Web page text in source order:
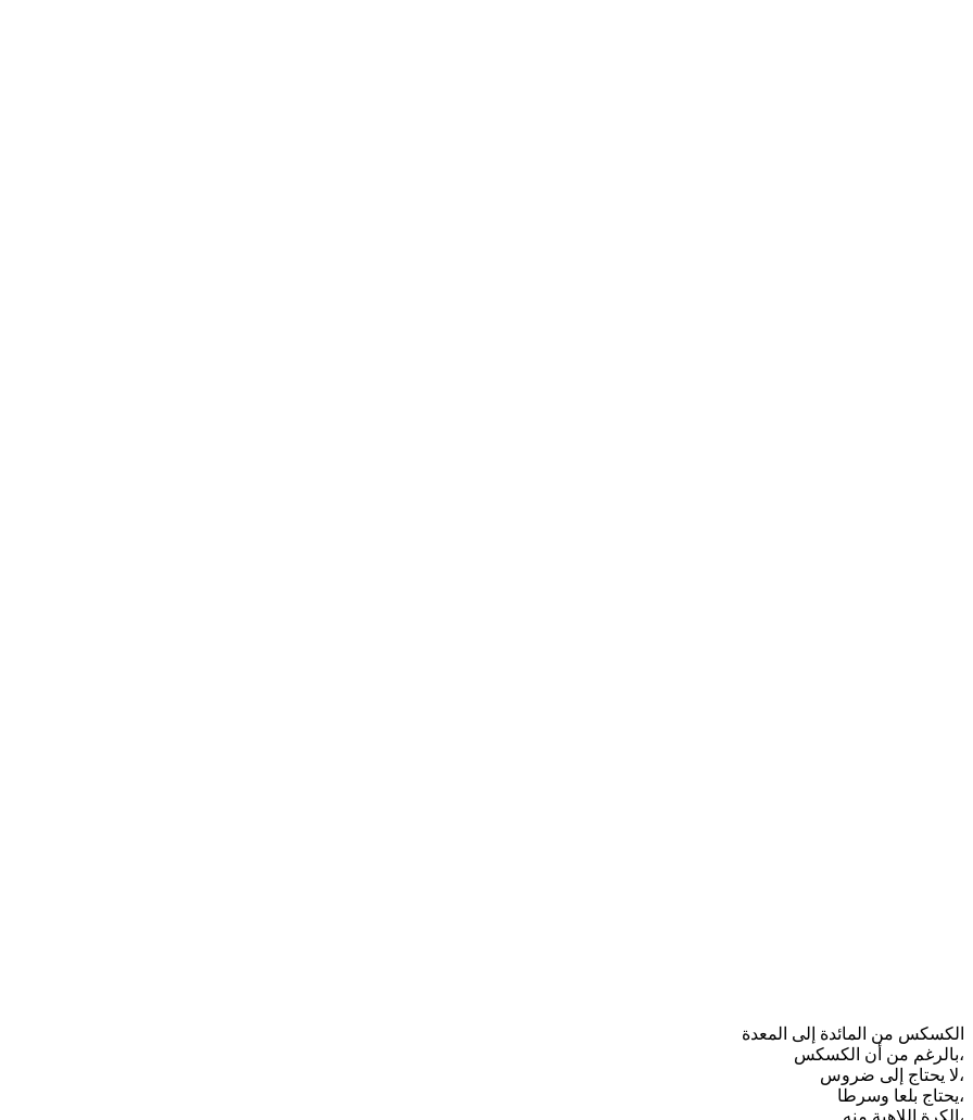
الكسكس من المائدة إلى المعدة
بالرغم من أن الكسكس،
لا يحتاج إلى ضروس،
يحتاج بلعا وسرطا،